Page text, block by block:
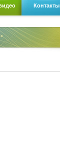
Контакты